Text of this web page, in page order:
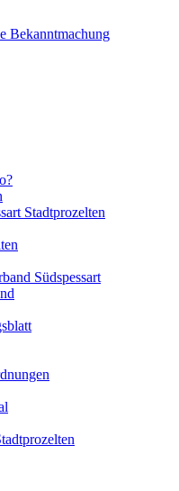
Bekanntmachung
Stadtprozelten
Südspessart